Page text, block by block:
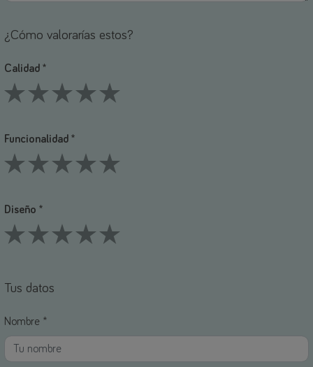
¿Cómo valorarías estos?
Calidad *
Funcionalidad *
Diseño *
Tus datos
Nombre *